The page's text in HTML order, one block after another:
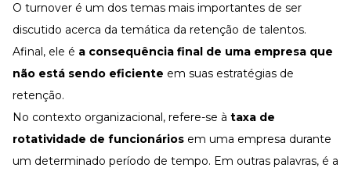
O turnover é um dos temas mais importantes de ser
discutido acerca da temática da retenção de talentos.
Afinal, ele é a consequência final de uma empresa que
não está sendo eficiente em suas estratégias de
retenção.
No contexto organizacional, refere-se à taxa de
rotatividade de funcionários em uma empresa durante
um determinado período de tempo. Em outras palavras, é a